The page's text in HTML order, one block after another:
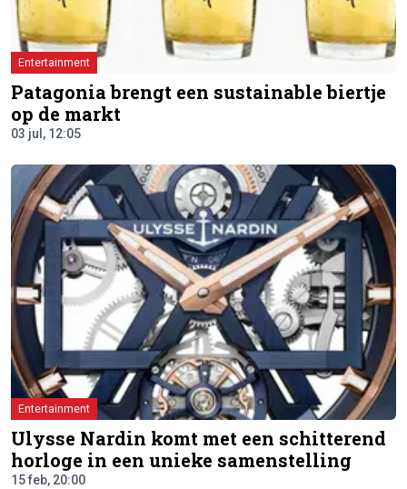
Entertainment
Patagonia brengt een sustainable biertje
op de markt
03 jul, 12:05
Entertainment
Ulysse Nardin komt met een schitterend
horloge in een unieke samenstelling
15 feb, 20:00